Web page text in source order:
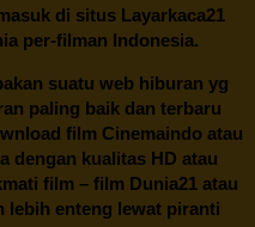
di situs Layarkaca21
per-filman Indonesia.
suatu web hiburan yg
paling baik dan terbaru
film Cinemaindo atau
dengan kualitas HD atau
film – film Dunia21 atau
lebih enteng lewat piranti